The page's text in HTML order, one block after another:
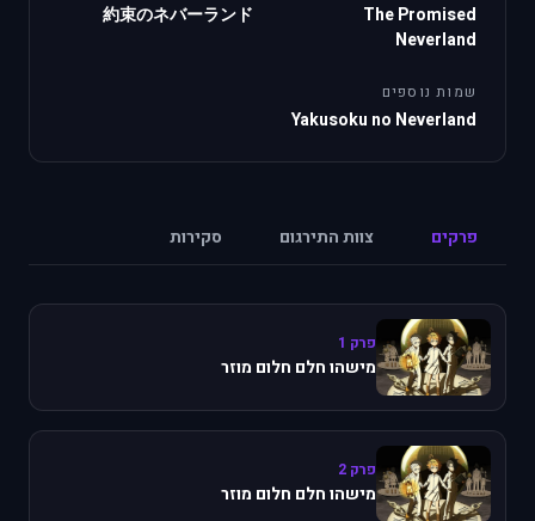
The Promised
Neverland
約束のネバーランド
שמות נוספים
Yakusoku no Neverland
פרקים צוות התירגום סקירות
פרק 1
מישהו חלם חלום מוזר
פרק 2
מישהו חלם חלום מוזר